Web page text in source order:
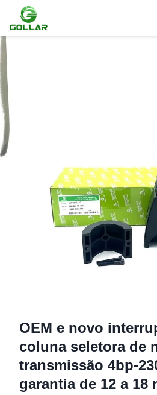
OEM e novo
coluna seletora de
transmissão 4bp-
garantia de 12 a 18